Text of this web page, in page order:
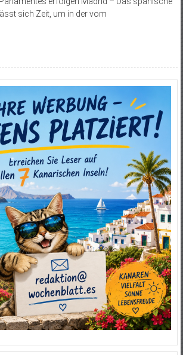
sich Zeit, um in der vom